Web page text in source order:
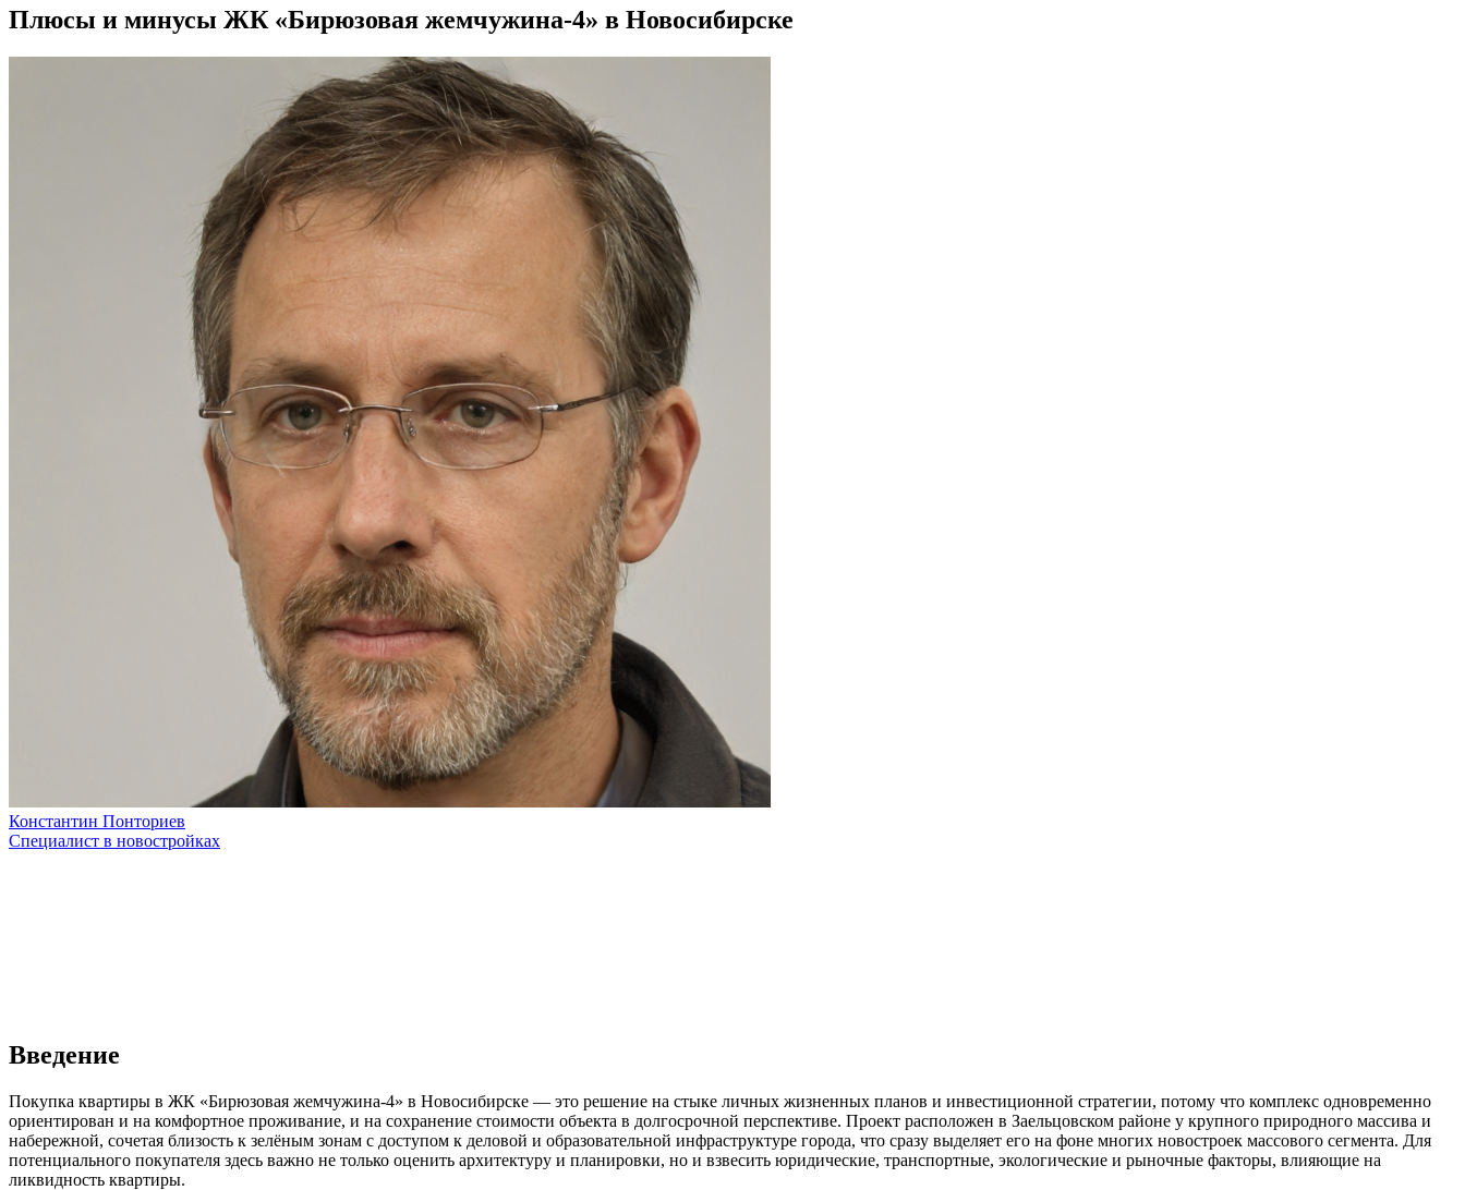
Плюсы и минусы ЖК «Бирюзовая жемчужина-4» в Новосибирске
Константин Понториев
Специалист в новостройках
Введение
Покупка квартиры в ЖК «Бирюзовая жемчужина-4» в Новосибирске — это решение на стыке личных жизненных планов и инвестиционной стратегии, потому что комплекс одновременно
ориентирован и на комфортное проживание, и на сохранение стоимости объекта в долгосрочной перспективе. Проект расположен в Заельцовском районе у крупного природного массива и
набережной, сочетая близость к зелёным зонам с доступом к деловой и образовательной инфраструктуре города, что сразу выделяет его на фоне многих новостроек массового сегмента. Для
потенциального покупателя здесь важно не только оценить архитектуру и планировки, но и взвесить юридические, транспортные, экологические и рыночные факторы, влияющие на
ликвидность квартиры.